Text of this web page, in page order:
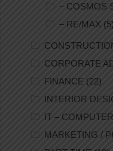
– COSMOS
– RE/MAX (5)
CORPORATE
FINANCE (22)
INTERIOR
IT –
MARKETING /